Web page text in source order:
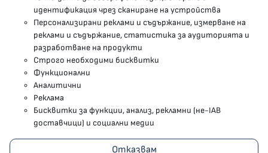
YouTube канал
Threads профил
Карта на сайта
Бисквитки
Условия за използване
Поверителност
идентификация чрез сканиране на устройства
Персонализирани реклами и съдържание, измерване на
реклами и съдържание, статистика за аудиторията и
разработване на продукти
Строго необходими бисквитки
Функционални
Аналитични
Реклама
Бисквитки за функции, анализ, рекламни (не-IAB
доставчици) и социални медии
Отказвам